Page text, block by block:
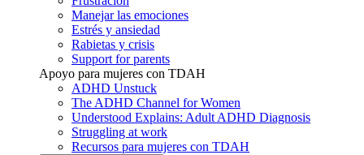
Manejar las emociones
Estrés y ansiedad
Rabietas y crisis
Support for parents
Apoyo para mujeres con TDAH
ADHD Unstuck
The ADHD Channel for Women
Understood Explains: Adult ADHD Diagnosis
Struggling at work
Recursos para mujeres con TDAH